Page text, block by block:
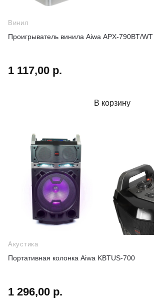
Винил
Проигрыватель винила Aiwa APX-790BT/WT
1 117,00 р.
В корзину
Акустика
Портативная колонка Aiwa KBTUS-700
1 296,00 р.